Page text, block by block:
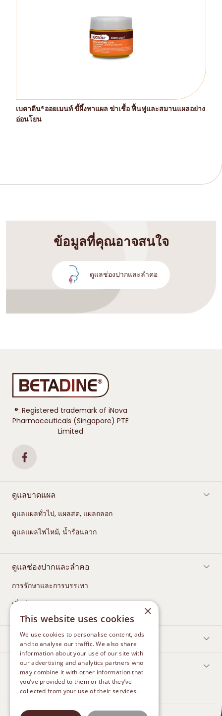
เบตาดีน®ออยเมนท์ ขี้ผึ้งทาแผล ฆ่าเชื้อ ฟื้นฟูและสมานแผลอย่าง
อ่อนโยน
ข้อมูลที่คุณอาจสนใจ
ดูแลช่องปากและลำคอ
®: Registered trademark of iNova
Pharmaceuticals (Singapore) PTE
Limited
ดูแลบาดแผล
ดูแลแผลทั่วไป, แผลสด, แผลถลอก
ดูแลแผลไฟไหม้, น้ำร้อนลวก
ดูแลช่องปากและลำคอ
การรักษาและการบรรเทา
เมื่อมีอาการระคายคอ
การดูแลแผลเป็น
ติดต่อเรา
×
This website uses cookies
We use cookies to personalise content, ads
and to analyse our traffic. We also share
information about your use of our site with
our advertising and analytics partners who
may combine it with other information that
you’ve provided to them or that they’ve
collected from your use of their services.